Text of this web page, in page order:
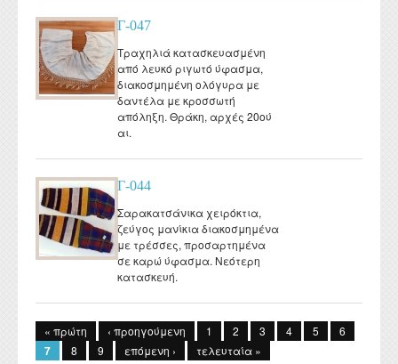
Γ-047
Τραχηλιά κατασκευασμένη
από λευκό ριγωτό ύφασμα,
διακοσμημένη ολόγυρα με
δαντέλα με κροσσωτή
απόληξη. Θράκη, αρχές 20ού
αι.
Γ-044
Σαρακατσάνικα χειρόκτια,
ζεύγος μανίκια διακοσμημένα
με τρέσσες, προσαρτημένα
σε καρώ ύφασμα. Νεότερη
κατασκευή.
« πρώτη ‹ προηγούμενη 1 2 3 4 5 6
7 8 9 επόμενη › τελευταία »